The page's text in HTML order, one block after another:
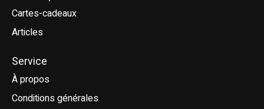
Cartes-cadeaux
Articles
Service
À propos
Conditions générales